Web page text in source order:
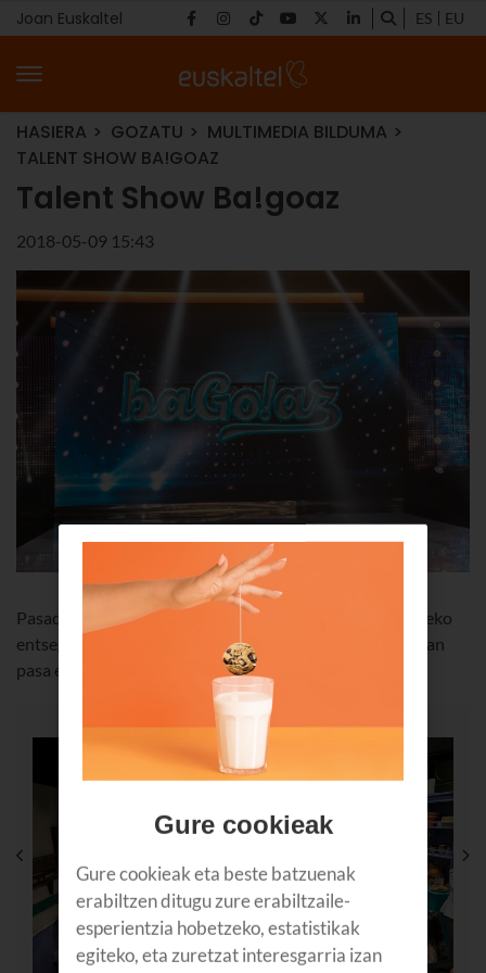
Joan Euskaltel ES EU
HASIERA GOZATU
MULTIMEDIA BILDUMA
TALENT SHOW BA!GOAZ
Talent Show Ba!goaz
2018-05-09 15:43
Pasadan apirilaren 30ean, 10 umek Ba!goaz-aren zuzeneko
entseguaz gozatu zuten Euskaltelen eskutik ¡Eta primeran
pasa ere bai!
Gure cookieak
Gure cookieak eta beste batzuenak
erabiltzen ditugu zure erabiltzaile-
esperientzia hobetzeko, estatistikak
egiteko, eta zuretzat interesgarria izan